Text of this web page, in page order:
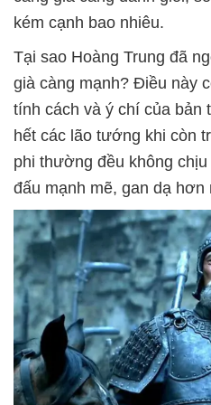
kém cạnh bao nhiêu.
Tại sao Hoàng Trung đã
già càng mạnh? Điều này
tính cách và ý chí của bản
hết các lão tướng khi còn
phi thường đều không
đấu mạnh mẽ, gan dạ